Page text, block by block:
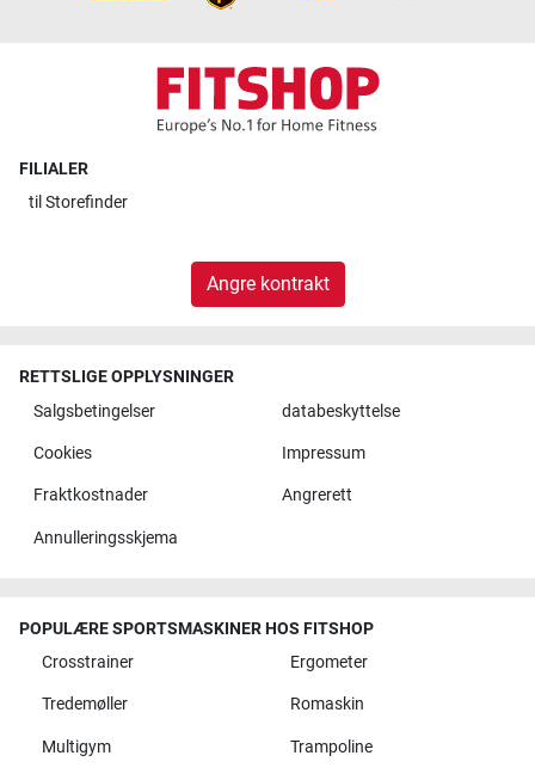
FILIALER
til Storefinder
Angre kontrakt
RETTSLIGE OPPLYSNINGER
Salgsbetingelser
databeskyttelse
Cookies Impressum
Fraktkostnader Angrerett
Annulleringsskjema
POPULÆRE SPORTSMASKINER HOS FITSHOP
Crosstrainer
Ergometer
Tredemøller Romaskin
Multigym Trampoline